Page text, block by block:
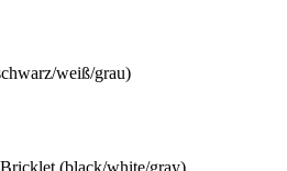
weiß/grau)
(black/white/gray)